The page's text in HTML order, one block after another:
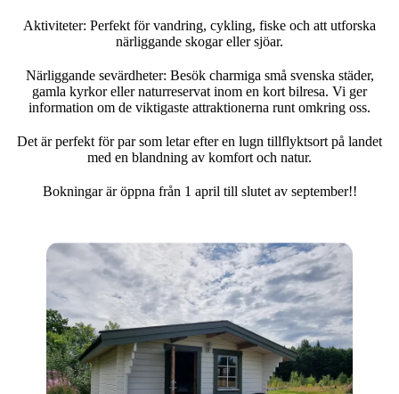
Aktiviteter: Perfekt för vandring, cykling, fiske och att utforska
närliggande skogar eller sjöar.
Närliggande sevärdheter: Besök charmiga små svenska städer,
gamla kyrkor eller naturreservat inom en kort bilresa. Vi ger
information om de viktigaste attraktionerna runt omkring oss.
Det är perfekt för par som letar efter en lugn tillflyktsort på landet
med en blandning av komfort och natur.
Bokningar är öppna från 1 april till slutet av september!!